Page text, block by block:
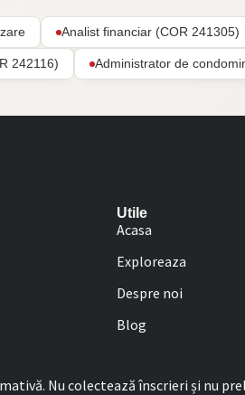
Analist financiar (COR 241305)
242116) Administrator de
Utile
Acasa
Exploreaza
Despre noi
Blog
Nu colectează înscrieri și nu